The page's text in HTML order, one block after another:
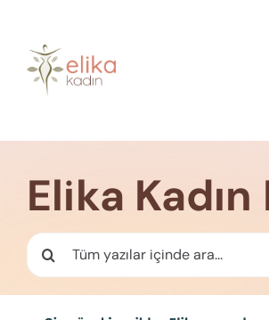
content
Elika Kadın
Ara: